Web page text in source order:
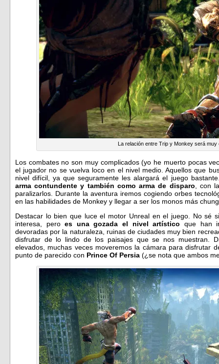
La relación entre Trip y Monkey será muy
Los combates no son muy complicados (yo he muerto pocas
el jugador no se vuelva loco en el nivel medio. Aquellos que
nivel difícil, ya que seguramente les alargará el juego
arma contundente y también como arma de disparo , con
paralizarlos. Durante la aventura iremos cogiendo orbes
en las habilidades de Monkey y llegar a ser los monos más
Destacar lo bien que luce el motor Unreal en el juego. No sé
interesa, peroes una gozada el nivel artístico que han
devoradas por la naturaleza, ruinas de ciudades muy bien
disfrutar de lo lindo de los paisajes que se nos muestran.
elevados, muchas veces moveremos la cámara para disfrutar
punto de parecido con Prince Of Persia (¿se nota que ambos